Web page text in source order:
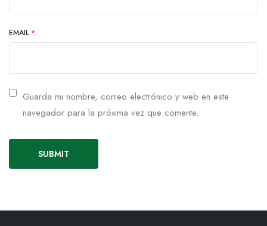
EMAIL *
Guarda mi nombre, correo electrónico y web en este
navegador para la próxima vez que comente.